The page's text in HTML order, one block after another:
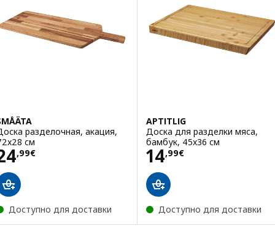
разделочная, акация,
см
,99€24,99€
Доступно для доставки
APTITLIG
Доска для разделки мяса,
бамбук, 45x36 см
14,99€
Цена 14,99€
Доступно для доставки